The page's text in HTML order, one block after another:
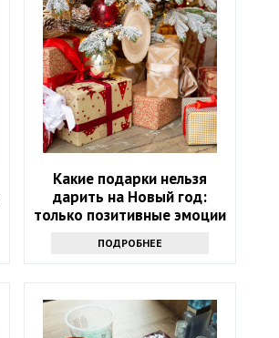
Какие подарки нельзя
дарить на Новый год:
только позитивные эмоции
ПОДРОБНЕЕ